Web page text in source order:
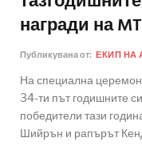
награди на
Публикувана от: ЕКИП НА
На специална
34-ти път годишните
победители тази
Шийрън и рапърът